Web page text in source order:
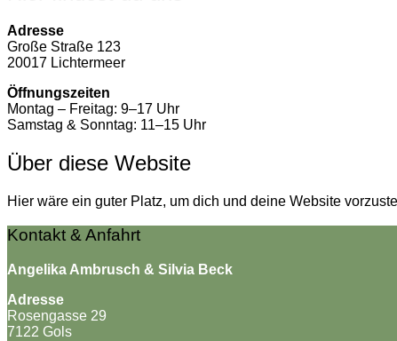
Adresse
Große Straße 123
20017 Lichtermeer
Öffnungszeiten
Montag – Freitag: 9–17 Uhr
Samstag & Sonntag: 11–15 Uhr
Über diese Website
Hier wäre ein guter Platz, um dich und deine Website
Kontakt & Anfahrt
Angelika Ambrusch & Silvia Beck
Adresse
Rosengasse 29
7122 Gols